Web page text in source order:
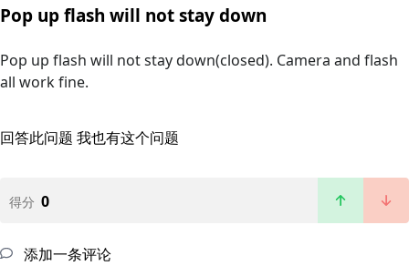
Pop up flash will not stay down
Pop up flash will not stay down(closed). Camera and flash
all work fine.
回答此问题 我也有这个问题
得分 0
添加一条评论